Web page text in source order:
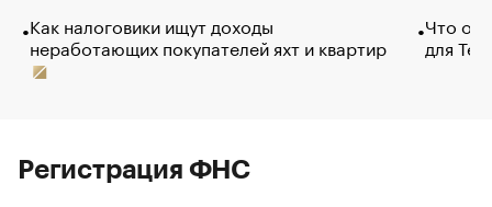
Как налоговики ищут доходы
неработающих покупателей яхт и квартир
Что
для
Регистрация ФНС